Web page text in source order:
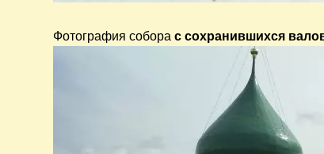
Фотография собора с сохранившихся